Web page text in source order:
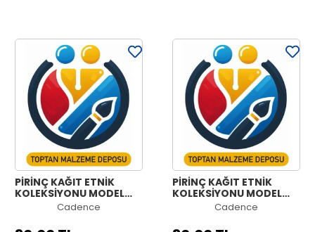
PİRİNÇ KAĞIT ETNİK
KOLEKSİYONU MODEL
1197 30X42Cadence
PİRİNÇ KAĞIT ETNİK
KOLEKSİYONU MODEL
1196 30X42Cadence